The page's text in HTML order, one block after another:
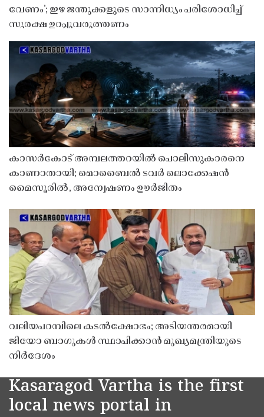
വേണം’; ഇഴ ജന്തുക്കളുടെ സാന്നിധ്യം പരിശോധിച്ച്
സുരക്ഷ ഉറപ്പുവരുത്തണം
കാസർകോട് അമ്പലത്തറയിൽ പൊലീസുകാരനെ
കാണാതായി; മൊബൈൽ ടവർ ലൊക്കേഷൻ
മൈസൂരിൽ, അന്വേഷണം ഊർജിതം
വലിയപറമ്പിലെ കടൽക്ഷോഭം; അടിയന്തരമായി
ജിയോ ബാഗുകൾ സ്ഥാപിക്കാൻ മുഖ്യമന്ത്രിയുടെ
നിർദേശം
Kasaragod Vartha is the first
local news portal in